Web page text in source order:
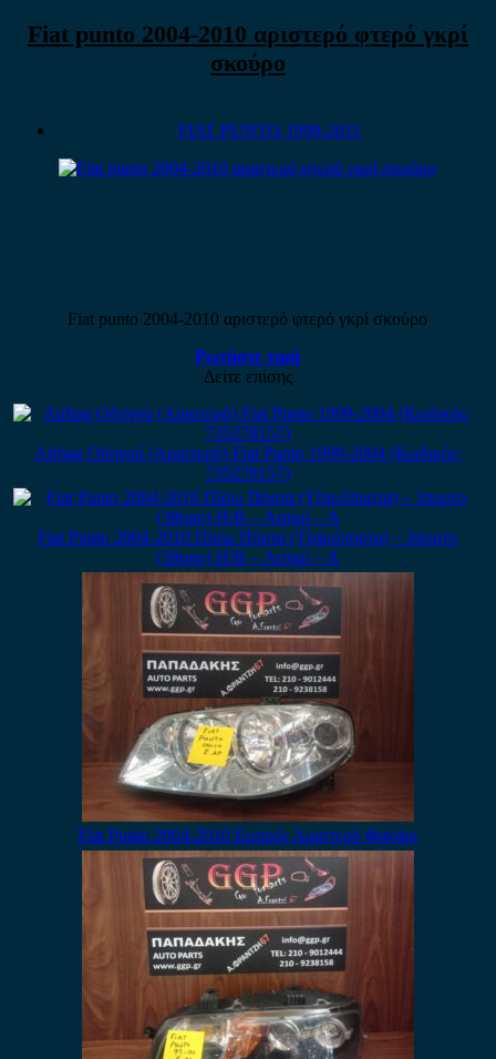
Fiat punto 2004-2010 αριστερό φτερό γκρί
σκούρο
FIAT PUNTO 1999-2011
Fiat punto 2004-2010 αριστερό φτερό γκρί σκούρο
Ρωτήστε τιμή
Δείτε επίσης
Airbag Οδηγού (Αριστερό) Fiat Punto 1999-2004 (Κωδικός:
735278157)
Fiat Punto 2004-2010 Πίσω Πόρτα (Τζαμόπορτα) – 3πορτο
(3θυρο) H/B – Ασημί – Α
Fiat Punto 2004-2010 Εμπρός Αριστερό Φανάρι